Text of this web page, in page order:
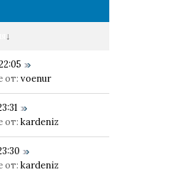
↓
от: voenur
от: kardeniz
от: kardeniz